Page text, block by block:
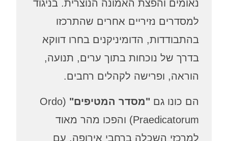
והפצת האמונה הנוצרית. בניגוד
נזיריים אחרים שהתרכזו
הדומיניקנים בחרו דווקא
של נוכחות בתוך ערים, תנועה,
ופרישה לקהלים רחבים.
כונו גם"מסדר המטיפים"
(Ordo
Praedicatorum) והפכו מהר מאוד
השכלה ברחבי אירופה. עם